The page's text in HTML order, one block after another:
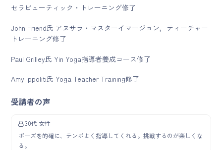
セラピューティック・トレーニング修了
John Friend氏 アヌサラ・マスターイマージョン，ティーチャー
トレーニング修了
Paul Grilley氏 Yin Yoga指導者養成コース修了
Amy Ippoliti氏 Yoga Teacher Training修了
受講者の声
30代 女性
ポーズを的確に、テンポよく指導してくれる。挑戦するのが楽しくな
る。